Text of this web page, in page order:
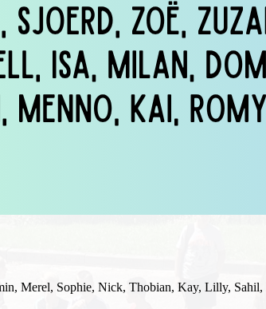
Merel, Sophie, Nick, Thobian, Kay, Lilly, Sahil,